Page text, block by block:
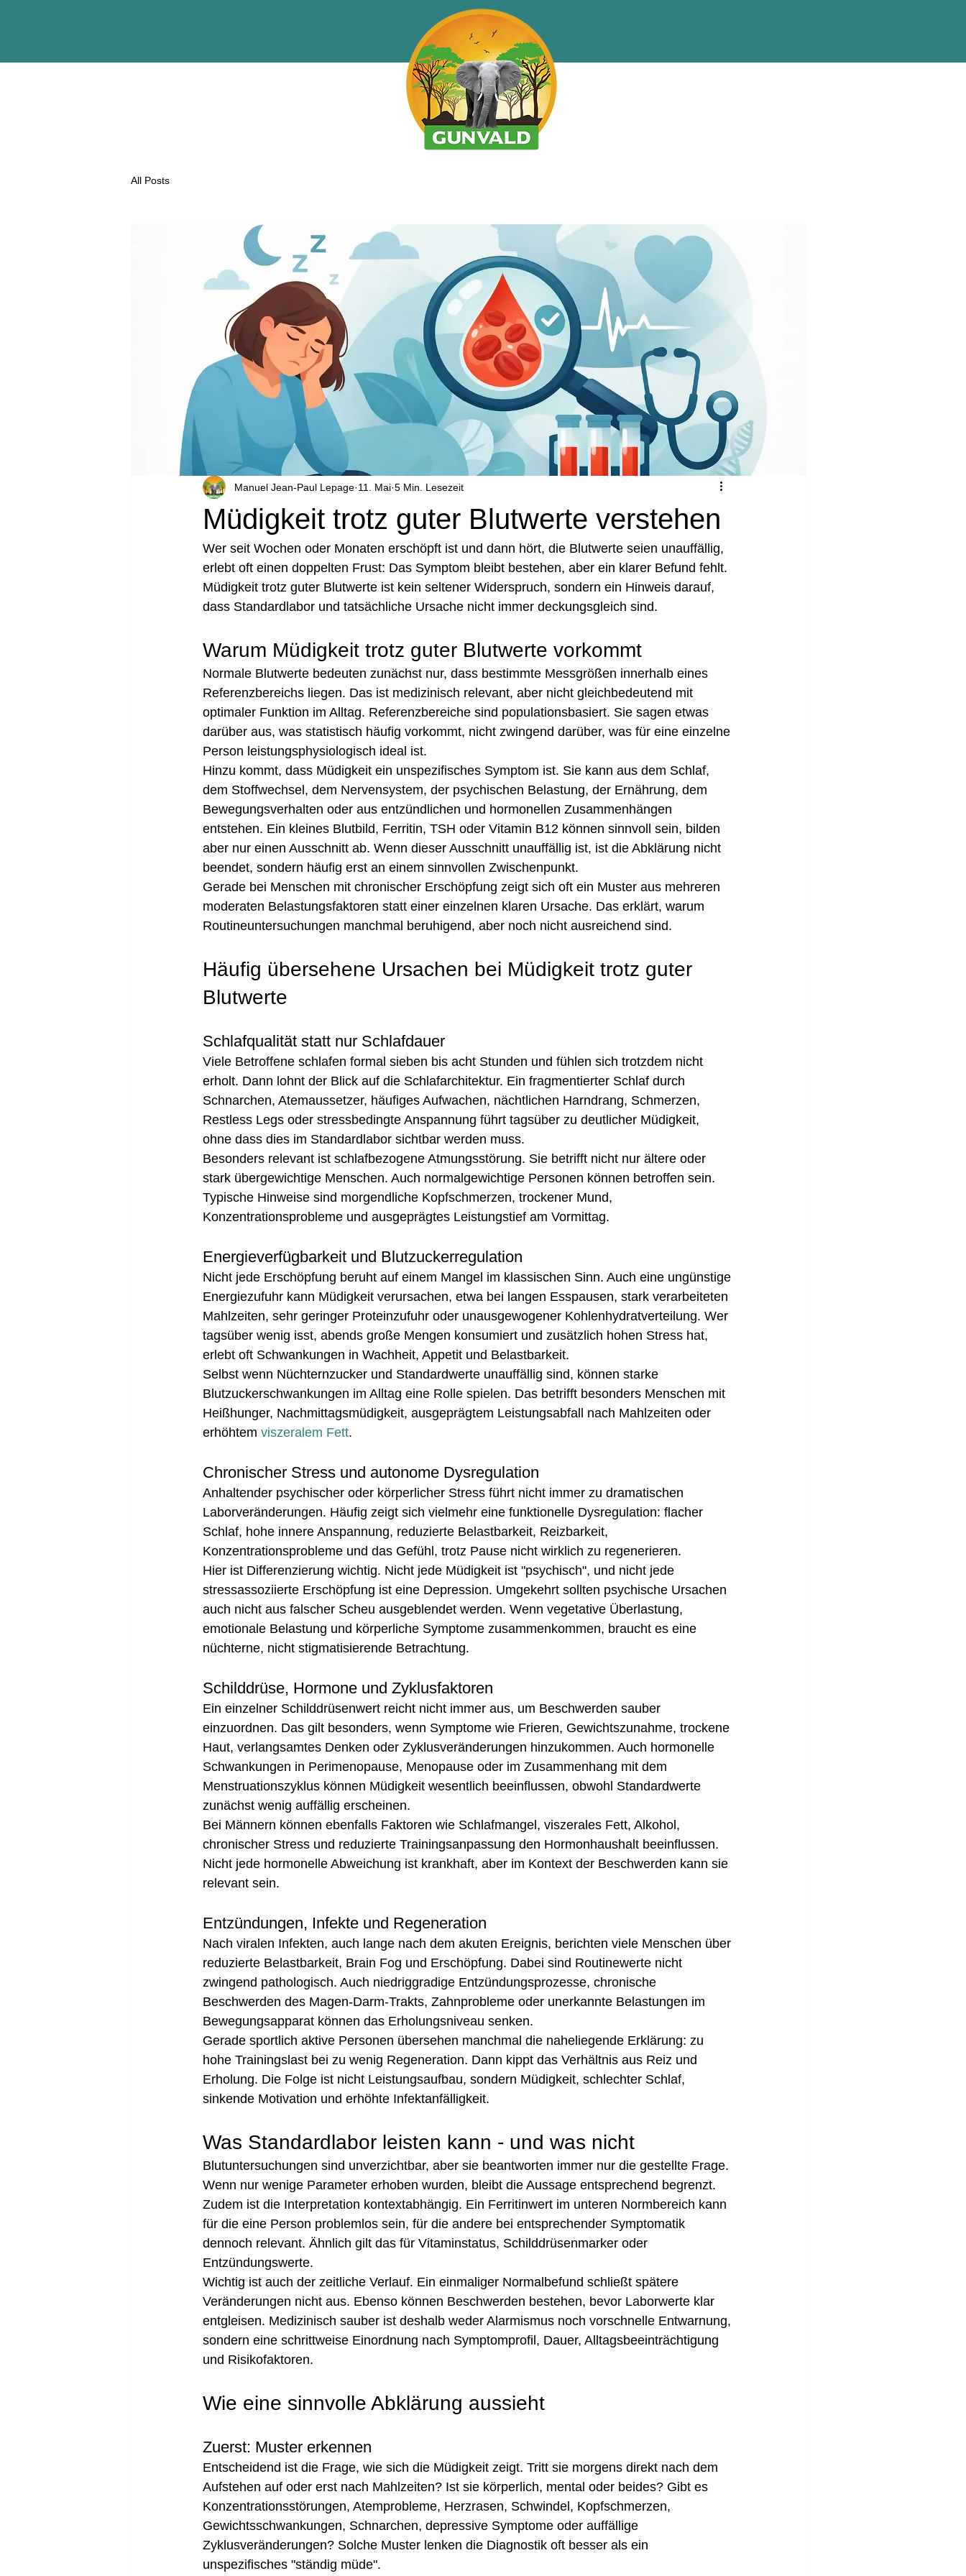
All Posts
Müdigkeit trotz guter Blutwerte verstehen
Manuel Jean-Paul Lepage 11. Mai 5 Min. Lesezeit
Wer seit Wochen oder Monaten erschöpft ist und dann hört, die Blutwerte seien unauffällig,
erlebt oft einen doppelten Frust: Das Symptom bleibt bestehen, aber ein klarer Befund fehlt.
Müdigkeit trotz guter Blutwerte ist kein seltener Widerspruch, sondern ein Hinweis darauf,
dass Standardlabor und tatsächliche Ursache nicht immer deckungsgleich sind.
Warum Müdigkeit trotz guter Blutwerte vorkommt
Normale Blutwerte bedeuten zunächst nur, dass bestimmte Messgrößen innerhalb eines
Referenzbereichs liegen. Das ist medizinisch relevant, aber nicht gleichbedeutend mit
optimaler Funktion im Alltag. Referenzbereiche sind populationsbasiert. Sie sagen etwas
darüber aus, was statistisch häufig vorkommt, nicht zwingend darüber, was für eine einzelne
Person leistungsphysiologisch ideal ist.
Hinzu kommt, dass Müdigkeit ein unspezifisches Symptom ist. Sie kann aus dem Schlaf,
dem Stoffwechsel, dem Nervensystem, der psychischen Belastung, der Ernährung, dem
Bewegungsverhalten oder aus entzündlichen und hormonellen Zusammenhängen
entstehen. Ein kleines Blutbild, Ferritin, TSH oder Vitamin B12 können sinnvoll sein, bilden
aber nur einen Ausschnitt ab. Wenn dieser Ausschnitt unauffällig ist, ist die Abklärung nicht
beendet, sondern häufig erst an einem sinnvollen Zwischenpunkt.
Gerade bei Menschen mit chronischer Erschöpfung zeigt sich oft ein Muster aus mehreren
moderaten Belastungsfaktoren statt einer einzelnen klaren Ursache. Das erklärt, warum
Routineuntersuchungen manchmal beruhigend, aber noch nicht ausreichend sind.
Häufig übersehene Ursachen bei Müdigkeit trotz guter
Blutwerte
Schlafqualität statt nur Schlafdauer
Viele Betroffene schlafen formal sieben bis acht Stunden und fühlen sich trotzdem nicht
erholt. Dann lohnt der Blick auf die Schlafarchitektur. Ein fragmentierter Schlaf durch
Schnarchen, Atemaussetzer, häufiges Aufwachen, nächtlichen Harndrang, Schmerzen,
Restless Legs oder stressbedingte Anspannung führt tagsüber zu deutlicher Müdigkeit,
ohne dass dies im Standardlabor sichtbar werden muss.
Besonders relevant ist schlafbezogene Atmungsstörung. Sie betrifft nicht nur ältere oder
stark übergewichtige Menschen. Auch normalgewichtige Personen können betroffen sein.
Typische Hinweise sind morgendliche Kopfschmerzen, trockener Mund,
Konzentrationsprobleme und ausgeprägtes Leistungstief am Vormittag.
Energieverfügbarkeit und Blutzuckerregulation
Nicht jede Erschöpfung beruht auf einem Mangel im klassischen Sinn. Auch eine ungünstige
Energiezufuhr kann Müdigkeit verursachen, etwa bei langen Esspausen, stark verarbeiteten
Mahlzeiten, sehr geringer Proteinzufuhr oder unausgewogener Kohlenhydratverteilung. Wer
tagsüber wenig isst, abends große Mengen konsumiert und zusätzlich hohen Stress hat,
erlebt oft Schwankungen in Wachheit, Appetit und Belastbarkeit.
Selbst wenn Nüchternzucker und Standardwerte unauffällig sind, können starke
Blutzuckerschwankungen im Alltag eine Rolle spielen. Das betrifft besonders Menschen mit
Heißhunger, Nachmittagsmüdigkeit, ausgeprägtem Leistungsabfall nach Mahlzeiten oder
erhöhtem viszeralem Fett.
Chronischer Stress und autonome Dysregulation
Anhaltender psychischer oder körperlicher Stress führt nicht immer zu dramatischen
Laborveränderungen. Häufig zeigt sich vielmehr eine funktionelle Dysregulation: flacher
Schlaf, hohe innere Anspannung, reduzierte Belastbarkeit, Reizbarkeit,
Konzentrationsprobleme und das Gefühl, trotz Pause nicht wirklich zu regenerieren.
Hier ist Differenzierung wichtig. Nicht jede Müdigkeit ist "psychisch", und nicht jede
stressassoziierte Erschöpfung ist eine Depression. Umgekehrt sollten psychische Ursachen
auch nicht aus falscher Scheu ausgeblendet werden. Wenn vegetative Überlastung,
emotionale Belastung und körperliche Symptome zusammenkommen, braucht es eine
nüchterne, nicht stigmatisierende Betrachtung.
Schilddrüse, Hormone und Zyklusfaktoren
Ein einzelner Schilddrüsenwert reicht nicht immer aus, um Beschwerden sauber
einzuordnen. Das gilt besonders, wenn Symptome wie Frieren, Gewichtszunahme, trockene
Haut, verlangsamtes Denken oder Zyklusveränderungen hinzukommen. Auch hormonelle
Schwankungen in Perimenopause, Menopause oder im Zusammenhang mit dem
Menstruationszyklus können Müdigkeit wesentlich beeinflussen, obwohl Standardwerte
zunächst wenig auffällig erscheinen.
Bei Männern können ebenfalls Faktoren wie Schlafmangel, viszerales Fett, Alkohol,
chronischer Stress und reduzierte Trainingsanpassung den Hormonhaushalt beeinflussen.
Nicht jede hormonelle Abweichung ist krankhaft, aber im Kontext der Beschwerden kann sie
relevant sein.
Entzündungen, Infekte und Regeneration
Nach viralen Infekten, auch lange nach dem akuten Ereignis, berichten viele Menschen über
reduzierte Belastbarkeit, Brain Fog und Erschöpfung. Dabei sind Routinewerte nicht
zwingend pathologisch. Auch niedriggradige Entzündungsprozesse, chronische
Beschwerden des Magen-Darm-Trakts, Zahnprobleme oder unerkannte Belastungen im
Bewegungsapparat können das Erholungsniveau senken.
Gerade sportlich aktive Personen übersehen manchmal die naheliegende Erklärung: zu
hohe Trainingslast bei zu wenig Regeneration. Dann kippt das Verhältnis aus Reiz und
Erholung. Die Folge ist nicht Leistungsaufbau, sondern Müdigkeit, schlechter Schlaf,
sinkende Motivation und erhöhte Infektanfälligkeit.
Was Standardlabor leisten kann - und was nicht
Blutuntersuchungen sind unverzichtbar, aber sie beantworten immer nur die gestellte Frage.
Wenn nur wenige Parameter erhoben wurden, bleibt die Aussage entsprechend begrenzt.
Zudem ist die Interpretation kontextabhängig. Ein Ferritinwert im unteren Normbereich kann
für die eine Person problemlos sein, für die andere bei entsprechender Symptomatik
dennoch relevant. Ähnlich gilt das für Vitaminstatus, Schilddrüsenmarker oder
Entzündungswerte.
Wichtig ist auch der zeitliche Verlauf. Ein einmaliger Normalbefund schließt spätere
Veränderungen nicht aus. Ebenso können Beschwerden bestehen, bevor Laborwerte klar
entgleisen. Medizinisch sauber ist deshalb weder Alarmismus noch vorschnelle Entwarnung,
sondern eine schrittweise Einordnung nach Symptomprofil, Dauer, Alltagsbeeinträchtigung
und Risikofaktoren.
Wie eine sinnvolle Abklärung aussieht
Zuerst: Muster erkennen
Entscheidend ist die Frage, wie sich die Müdigkeit zeigt. Tritt sie morgens direkt nach dem
Aufstehen auf oder erst nach Mahlzeiten? Ist sie körperlich, mental oder beides? Gibt es
Konzentrationsstörungen, Atemprobleme, Herzrasen, Schwindel, Kopfschmerzen,
Gewichtsschwankungen, Schnarchen, depressive Symptome oder auffällige
Zyklusveränderungen? Solche Muster lenken die Diagnostik oft besser als ein
unspezifisches "ständig müde".